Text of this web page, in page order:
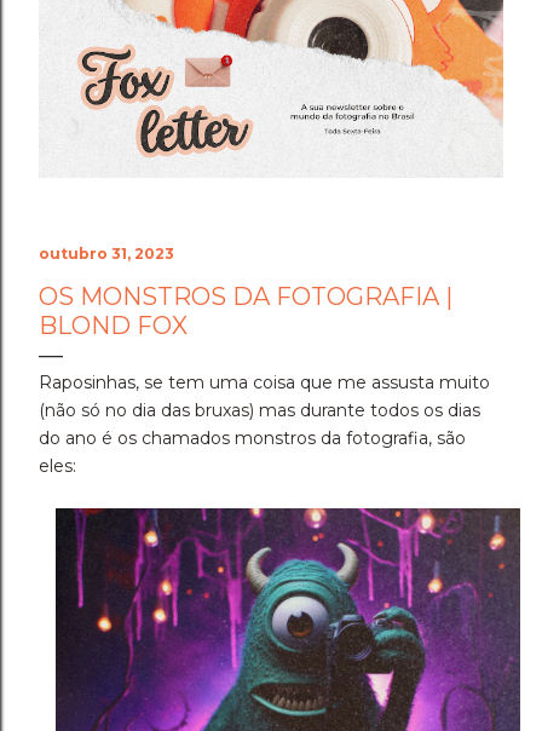
uma capacidade de sustentação que a gente nem
sabia que tinha. Foi exaustivo, mas foi a prova concreta
da minha própria força. 🦊 A Viagem para Holambra: O
Cenário do Desafio ​Trocar de ar e ir fazer a prova em
Holambra transformou o peso do compromisso em
uma experiência memorável. A cidade das flores, com
sua arquitetura, suas estufas e suas estra...
outubro 31, 2023
OS MONSTROS DA FOTOGRAFIA |
BLOND FOX
Raposinhas, se tem uma coisa que me assusta muito
(não só no dia das bruxas) mas durante todos os dias
do ano é os chamados monstros da fotografia, são
eles: